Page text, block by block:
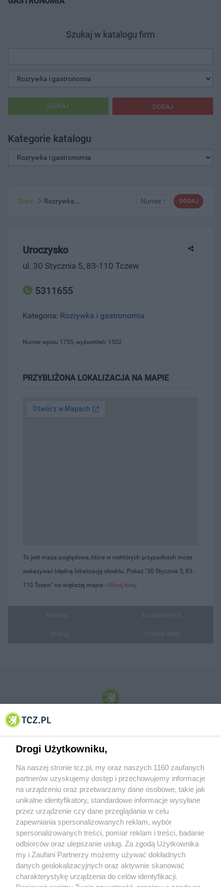
Szukaj w katalogu firm
DODAJ
SZUKAJ
Kategorie katalogu
DODAJ
Numer ↑
Start Rozrywka...
Uroczysko
ul. 30 Stycznia 5, 83-110 Tczew
5311655
Kategoria: Rozrywka i gastronomia
Numer wpisu 1755, wyświetleń: 1502
PRZYBLIŻONA LOKALIZACJA NA MAPIE
To jest mapa poglądowa, która w niektórych przypadkach może
wskazywać błędną lokalizację obiektu. Pokaż "30 Stycznia 5, 83-
110 Tczew" na większej mapie - kliknij tutaj
© 2001-2026 Tczew - TCZ.PL Sp. z o.o. Internetowy Serwis Informacyjny Miasta
O FIRMIE POLITYKA PRYWATNOŚCI HOSTING
REKLAMA WSPÓŁPRACA RSS FACEBOOK KONTAKT
Nasze serwisy
Aktualności Muzyka i kultura
Drogi Użytkowniku,
Na naszej stronie tcz.pl, my oraz naszych 1160 zaufanych
partnerów uzyskujemy dostęp i przechowujemy informacje
na urządzeniu oraz przetwarzamy dane osobowe, takie jak
unikalne identyfikatory, standardowe informacje wysyłane
przez urządzenie czy dane przeglądania w celu
zapewniania spersonalizowanych reklam, wybór
spersonalizowanych treści, pomiar reklam i treści, badanie
odbiorców oraz ulepszanie usług. Za zgodą Użytkownika
my i Zaufani Partnerzy możemy używać dokładnych
danych geolokalizacyjnych oraz aktywnie skanować
charakterystykę urządzenia do celów identyfikacji.